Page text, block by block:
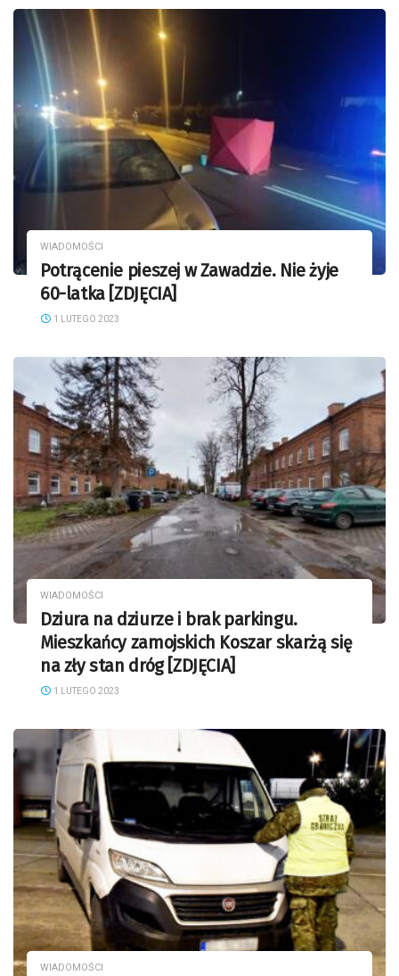
WIADOMOŚCI
Potrącenie pieszej w Zawadzie. Nie żyje
60-latka [ZDJĘCIA]
1 LUTEGO 2023
WIADOMOŚCI
Dziura na dziurze i brak parkingu.
Mieszkańcy zamojskich Koszar skarżą się
na zły stan dróg [ZDJĘCIA]
1 LUTEGO 2023
WIADOMOŚCI